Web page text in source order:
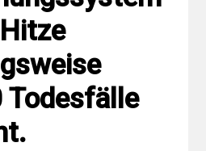
Todesfälle